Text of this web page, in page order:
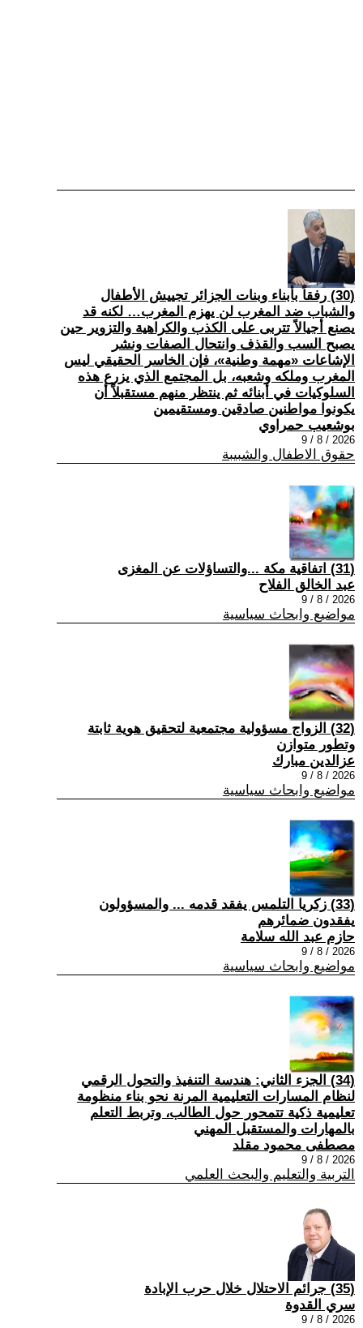
(30) رفقاً بأبناء وبنات الجزائر تجييش الأطفال
والشباب ضد المغرب لن يهزم المغرب… لكنه قد
يصنع أجيالاً تتربى على الكذب والكراهية والتزوير حين
يصبح السب والقذف وانتحال الصفات ونشر
الإشاعات «مهمة وطنية»، فإن الخاسر الحقيقي ليس
المغرب وملكه وشعبه، بل المجتمع الذي يزرع هذه
السلوكيات في أبنائه ثم ينتظر منهم مستقبلاً أن
يكونوا مواطنين صادقين ومستقيمين
بوشعيب حمراوي
2026 / 8 / 9
حقوق الاطفال والشبيبة
(31) اتفاقية مكة ...والتساؤلات عن المغزى
عبد الخالق الفلاح
2026 / 8 / 9
مواضيع وابحاث سياسية
(32) الزواج مسؤولية مجتمعية لتحقيق هوية ثابتة
وتطور متوازن
عزالدين مبارك
2026 / 8 / 9
مواضيع وابحاث سياسية
(33) زكريا التلمس يفقد قدمه ... والمسؤولون
يفقدون ضمائرهم
حازم عبد الله سلامة
2026 / 8 / 9
مواضيع وابحاث سياسية
(34) الجزء الثاني: هندسة التنفيذ والتحول الرقمي
لنظام المسارات التعليمية المرنة نحو بناء منظومة
تعليمية ذكية تتمحور حول الطالب، وتربط التعلم
بالمهارات والمستقبل المهني
مصطفى محمود مقلد
2026 / 8 / 9
التربية والتعليم والبحث العلمي
(35) جرائم الاحتلال خلال حرب الإبادة
سري القدوة
2026 / 8 / 9